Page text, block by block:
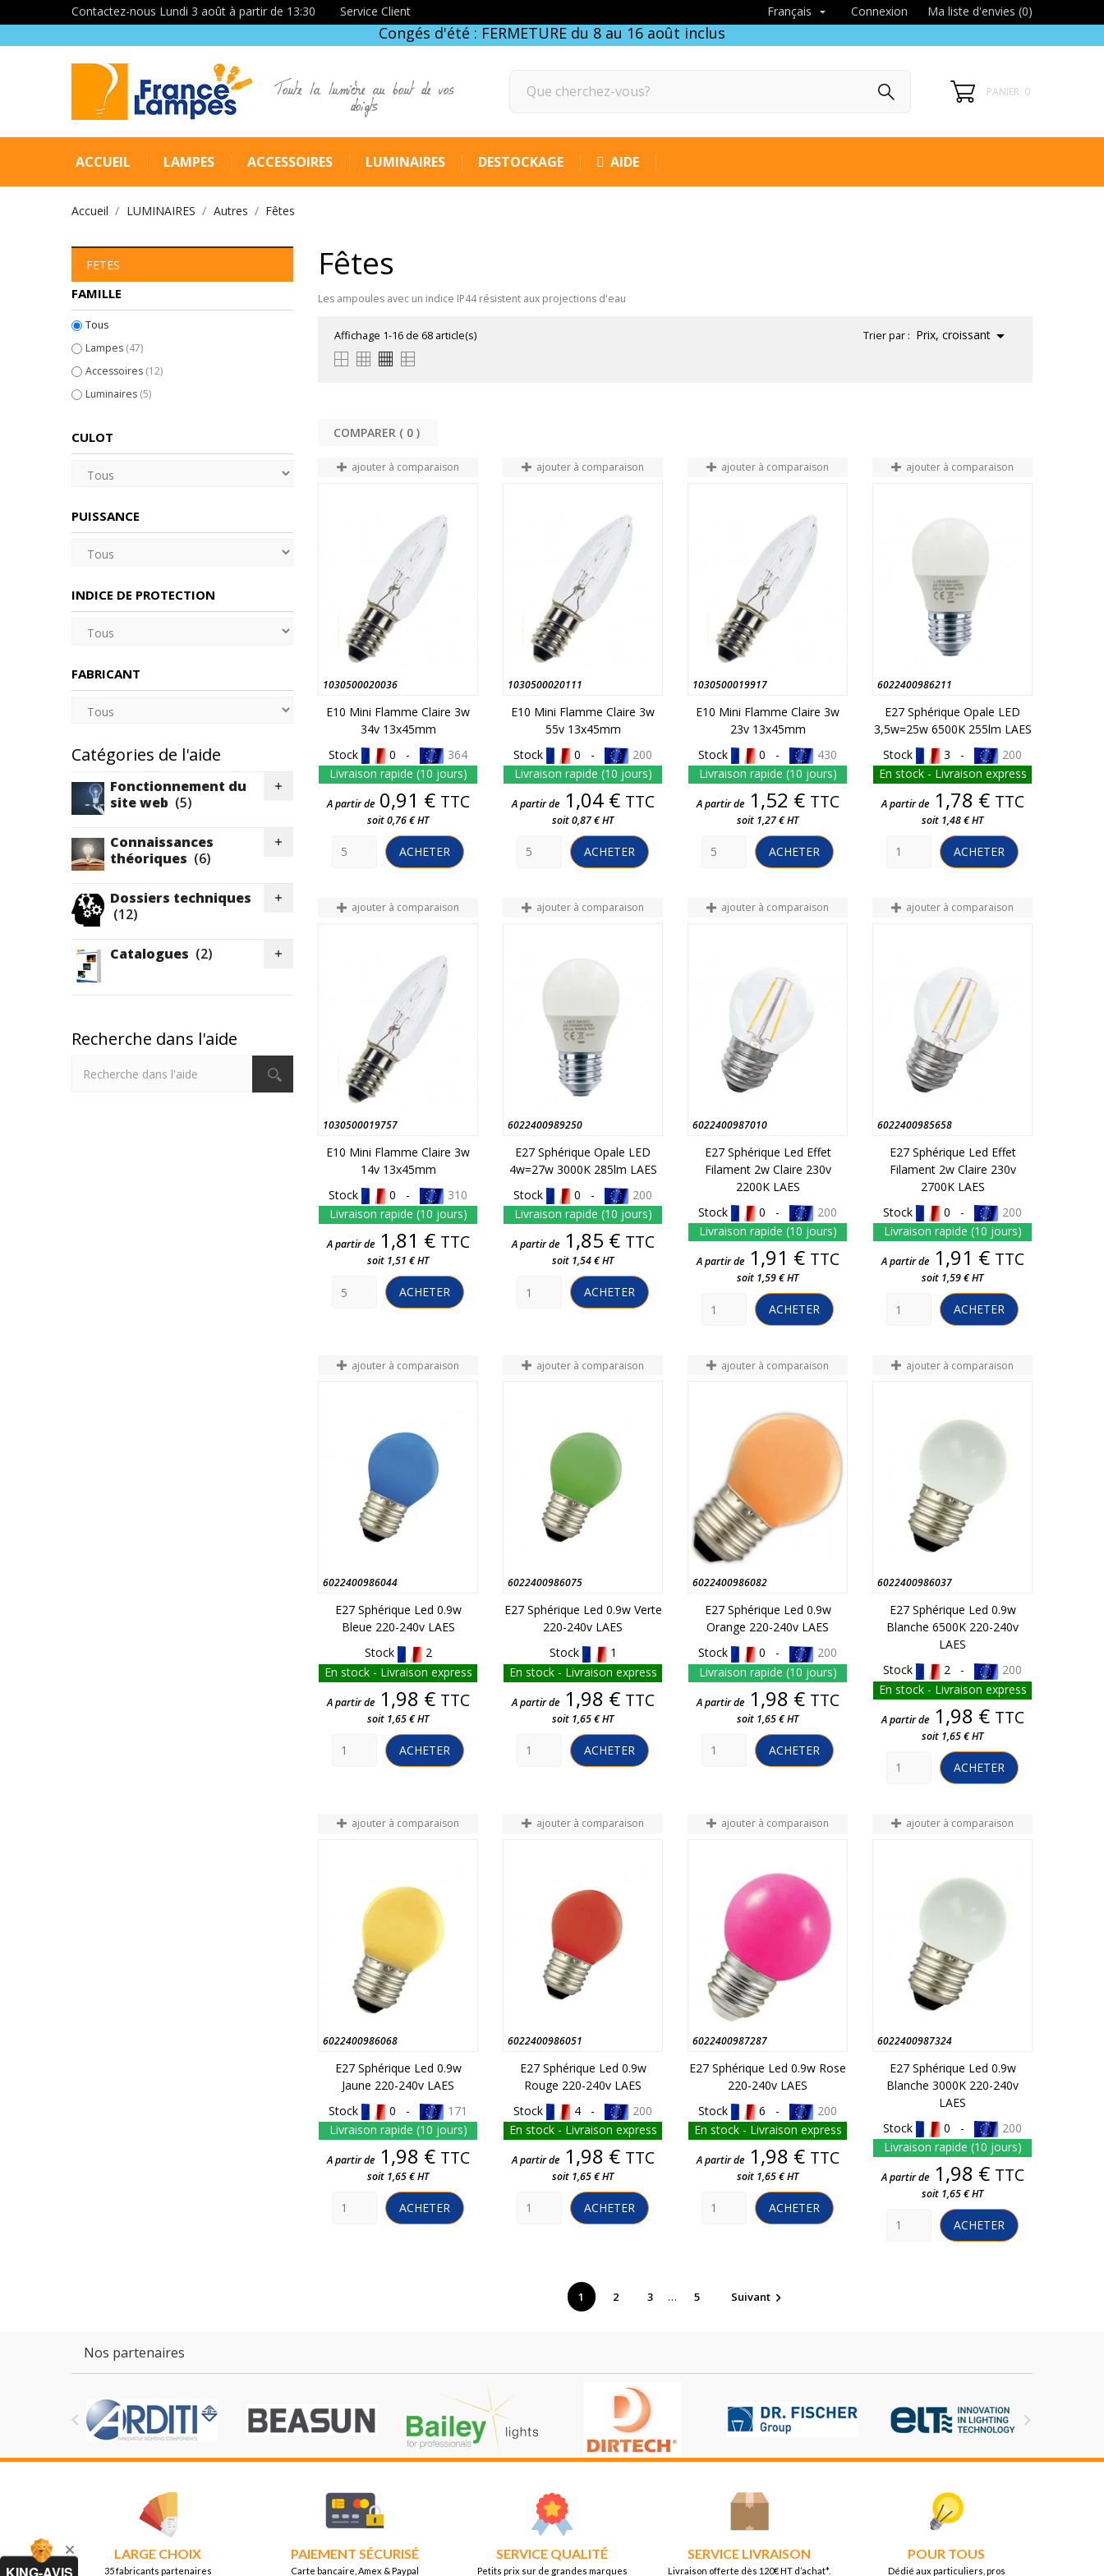
Contactez-nous Lundi 3 août à partir de 13:30 Service Client Français  Connexion Ma liste d'envies (0)
Congés d'été : FERMETURE du 8 au 16 août inclus
Toute la lumière au bout de vos
doigts PANIER: 0
ACCUEIL LAMPES ACCESSOIRES LUMINAIRES DESTOCKAGE AIDE
Accueil LUMINAIRES Autres Fêtes
FETES
FAMILLE
Tous
Lampes (47)
Accessoires (12)
Luminaires (5)
CULOT
PUISSANCE
INDICE DE PROTECTION
FABRICANT
Catégories de l'aide
Fonctionnement du
site web (5)

Connaissances
théoriques (6)

Dossiers techniques
(12)

Catalogues (2) 
Recherche dans l'aide
Fêtes
Les ampoules avec un indice IP44 résistent aux projections d'eau
Affichage 1-16 de 68 article(s) Trier par : Prix, croissant 
COMPARER ( 0
ajouter à comparaison
1030500020036
E10 Mini Flamme Claire 3w
34v 13x45mm
Stock
0 -
364
Livraison rapide (10 jours)
Prix
A partir de 0,91 € TTC
soit 0,76 € HT
ACHETER
ajouter à comparaison
1030500020111
E10 Mini Flamme Claire 3w
55v 13x45mm
Stock
0 -
200
Livraison rapide (10 jours)
Prix
A partir de 1,04 € TTC
soit 0,87 € HT
ACHETER
ajouter à comparaison
1030500019917
E10 Mini Flamme Claire 3w
23v 13x45mm
Stock
0 -
430
Livraison rapide (10 jours)
Prix
A partir de 1,52 € TTC
soit 1,27 € HT
ACHETER
ajouter à comparaison
6022400986211
E27 Sphérique Opale LED
3,5w=25w 6500K 255lm LAES
Stock
3 -
200
En stock - Livraison express
Prix
A partir de 1,78 € TTC
soit 1,48 € HT
ACHETER
ajouter à comparaison
1030500019757
E10 Mini Flamme Claire 3w
14v 13x45mm
Stock
0 -
310
Livraison rapide (10 jours)
Prix
A partir de 1,81 € TTC
soit 1,51 € HT
ACHETER
ajouter à comparaison
6022400989250
E27 Sphérique Opale LED
4w=27w 3000K 285lm LAES
Stock
0 -
200
Livraison rapide (10 jours)
Prix
A partir de 1,85 € TTC
soit 1,54 € HT
ACHETER
ajouter à comparaison
6022400987010
E27 Sphérique Led Effet
Filament 2w Claire 230v
2200K LAES
Stock
0 -
200
Livraison rapide (10 jours)
Prix
A partir de 1,91 € TTC
soit 1,59 € HT
ACHETER
ajouter à comparaison
6022400985658
E27 Sphérique Led Effet
Filament 2w Claire 230v
2700K LAES
Stock
0 -
200
Livraison rapide (10 jours)
Prix
A partir de 1,91 € TTC
soit 1,59 € HT
ACHETER
ajouter à comparaison
6022400986044
E27 Sphérique Led 0.9w
Bleue 220-240v LAES
Stock
2
En stock - Livraison express
Prix
A partir de 1,98 € TTC
soit 1,65 € HT
ACHETER
ajouter à comparaison
6022400986075
E27 Sphérique Led 0.9w Verte
220-240v LAES
Stock
1
En stock - Livraison express
Prix
A partir de 1,98 € TTC
soit 1,65 € HT
ACHETER
ajouter à comparaison
6022400986082
E27 Sphérique Led 0.9w
Orange 220-240v LAES
Stock
0 -
200
Livraison rapide (10 jours)
Prix
A partir de 1,98 € TTC
soit 1,65 € HT
ACHETER
ajouter à comparaison
6022400986037
E27 Sphérique Led 0.9w
Blanche 6500K 220-240v
LAES
Stock
2 -
200
En stock - Livraison express
Prix
A partir de 1,98 € TTC
soit 1,65 € HT
ACHETER
ajouter à comparaison
6022400986068
E27 Sphérique Led 0.9w
Jaune 220-240v LAES
Stock
0 -
171
Livraison rapide (10 jours)
Prix
A partir de 1,98 € TTC
soit 1,65 € HT
ACHETER
ajouter à comparaison
6022400986051
E27 Sphérique Led 0.9w
Rouge 220-240v LAES
Stock
4 -
200
En stock - Livraison express
Prix
A partir de 1,98 € TTC
soit 1,65 € HT
ACHETER
ajouter à comparaison
6022400987287
E27 Sphérique Led 0.9w Rose
220-240v LAES
Stock
6 -
200
En stock - Livraison express
Prix
A partir de 1,98 € TTC
soit 1,65 € HT
ACHETER
ajouter à comparaison
6022400987324
E27 Sphérique Led 0.9w
Blanche 3000K 220-240v
LAES
Stock
0 -
200
Livraison rapide (10 jours)
Prix
A partir de 1,98 € TTC
soit 1,65 € HT
ACHETER
1 2 3 … 5 Suivant 
Nos partenaires
 
LARGE CHOIX
35 fabricants partenaires
PAIEMENT SÉCURISÉ
Carte bancaire, Amex & Paypal
SERVICE QUALITÉ
Petits prix sur de grandes marques
SERVICE LIVRAISON
Livraison offerte dès 120€ HT d’achat*.
POUR TOUS
Dédié aux particuliers, pros